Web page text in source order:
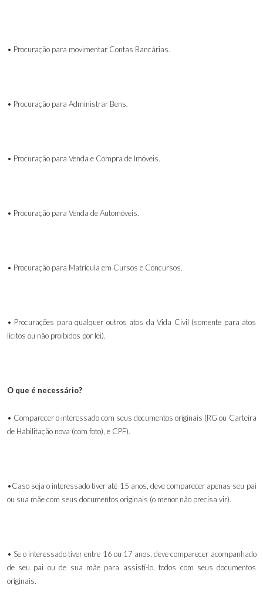
• Procuração para movimentar Contas Bancárias.
• Procuração para Administrar Bens.
• Procuração para Venda e Compra de Imóveis.
• Procuração para Venda de Automóveis.
• Procuração para Matrícula em Cursos e Concursos.
• Procurações para qualquer outros atos da Vida Civil (somente para atos
lícitos ou não proibidos por lei).
O que é necessário?
• Comparecer o interessado com seus documentos originais (RG ou Carteira
de Habilitação nova (com foto), e CPF).
•Caso seja o interessado tiver até 15 anos, deve comparecer apenas seu pai
ou sua mãe com seus documentos originais (o menor não precisa vir).
• Se o interessado tiver entre 16 ou 17 anos, deve comparecer acompanhado
de seu pai ou de sua mãe para assistí-lo, todos com seus documentos
originais.